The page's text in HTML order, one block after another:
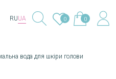
RUUA 0 0
вода для шкіри голови